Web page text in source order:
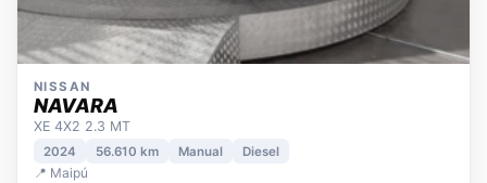
NISSAN
NAVARA
XE 4X2 2.3 MT
2024